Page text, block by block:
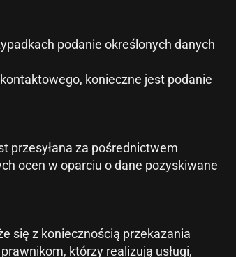
podanie określonych danych
konieczne jest podanie
przesyłana za pośrednictwem
ocen w oparciu o dane pozyskiwane
się z koniecznością przekazania
którzy realizują usługi,